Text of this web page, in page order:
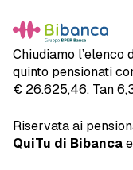
Chiudiamo
quinto pensionati
€ 26.625,46, Tan
Riservata ai
QuiTu di Bibanca